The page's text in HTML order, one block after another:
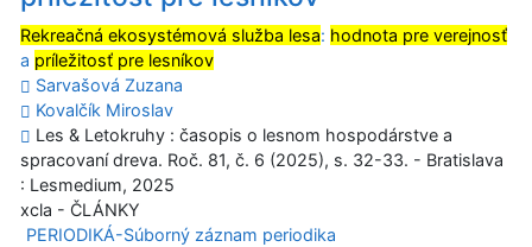
Rekreačná ekosystémová služba lesa: hodnota pre verejnosť
a príležitosť pre lesníkov
Sarvašová Zuzana
Kovalčík Miroslav
Les & Letokruhy : časopis o lesnom hospodárstve a
spracovaní dreva. Roč. 81, č. 6 (2025), s. 32-33. - Bratislava
: Lesmedium, 2025
xcla - ČLÁNKY
PERIODIKÁ-Súborný záznam periodika